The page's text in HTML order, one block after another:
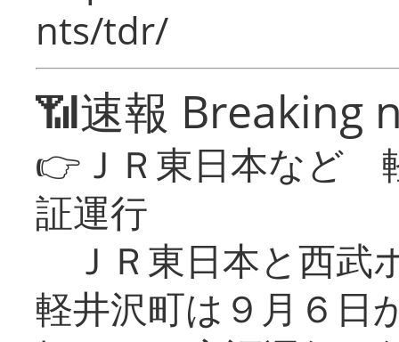
nts/tdr/
📶速報 Breaking
👉ＪＲ東日本など
証運行
ＪＲ東日本と西武
軽井沢町は９月６日